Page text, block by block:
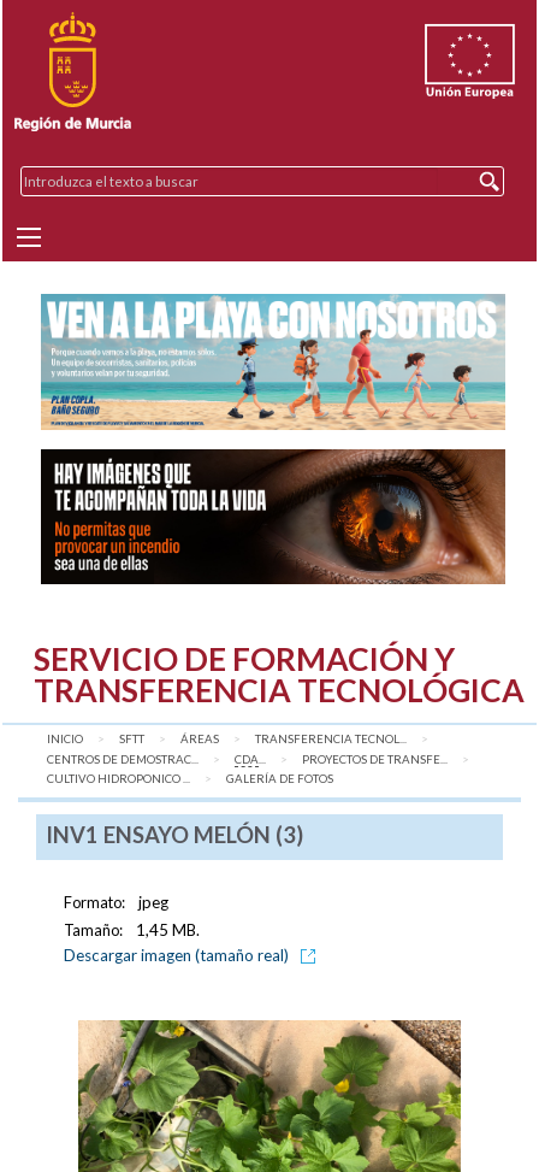
SERVICIO DE FORMACIÓN Y
TRANSFERENCIA TECNOLÓGICA
INICIO SFTT ÁREAS
TRANSFERENCIA TECNOL...
CENTROS DE DEMOSTRAC...
CDA
PROYECTOS DE TRANSFE...
CULTIVO HIDROPONICO ...
AQUÍ:
GALERÍA DE FOTOS
INV1 ENSAYO MELÓN (3)
Formato:
jpeg
Tamaño:
1,45 MB.
Descargar imagen (tamaño real)